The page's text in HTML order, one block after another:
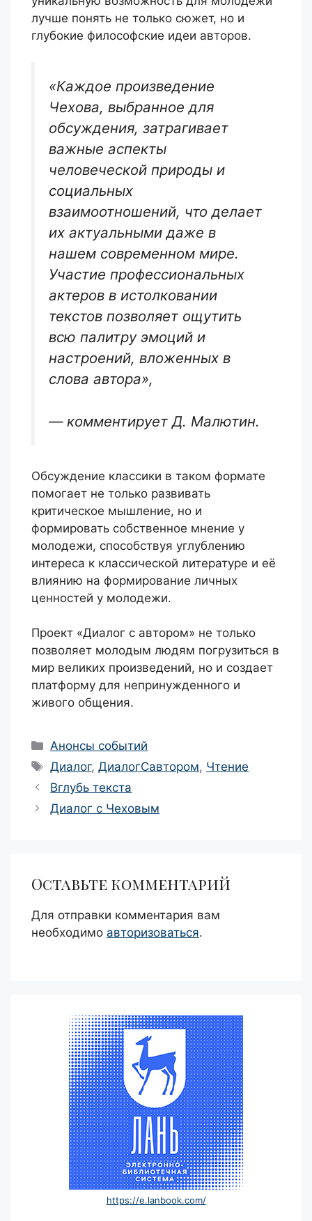
лучше понять не только сюжет, но и
глубокие философские идеи авторов.
«Каждое произведение
Чехова, выбранное для
обсуждения, затрагивает
важные аспекты
человеческой природы и
социальных
взаимоотношений, что делает
их актуальными даже в
нашем современном мире.
Участие профессиональных
актеров в истолковании
текстов позволяет ощутить
всю палитру эмоций и
настроений, вложенных в
слова автора»,
— комментирует Д. Малютин.
Обсуждение классики в таком формате
помогает не только развивать
критическое мышление, но и
формировать собственное мнение у
молодежи, способствуя углублению
интереса к классической литературе и её
влиянию на формирование личных
ценностей у молодежи.
Проект «Диалог с автором» не только
позволяет молодым людям погрузиться в
мир великих произведений, но и создает
платформу для непринужденного и
живого общения.
Рубрики
Анонсы событий
Метки
Диалог,ДиалогСавтором, Чтение
Навигация
записи
Вглубь текста
Диалог с Чеховым
Оставьте комментарий
Для отправки комментария вам
необходимо авторизоваться.
https://e.lanbook.com/